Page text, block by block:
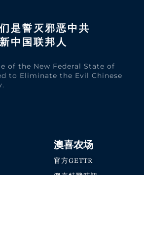
是誓灭邪恶中共
中国联邦人​
of the New Federal State of
to Eliminate the Evil Chinese
澳喜农场
官方GETTR
澳喜特戰時訊